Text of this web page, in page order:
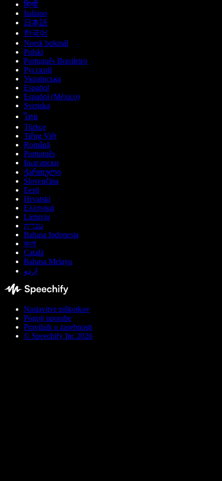
हिन्दी
Italiano
日本語
한국어
Norsk bokmål
Polski
Português Brasileiro
Русский
Українська
Español
Español (México)
Svenska
ไทย
Türkçe
Tiếng Việt
Română
Português
Български
ქართული
Slovenčina
Eesti
Hrvatski
Ελληνικά
Lietuvių
עברית
Bahasa Indonesia
বাংলা
Català
Bahasa Melayu
اردو
Nastavitve piškotkov
Pogoji uporabe
Pravilnik o zasebnosti
© Speechify Inc 2026